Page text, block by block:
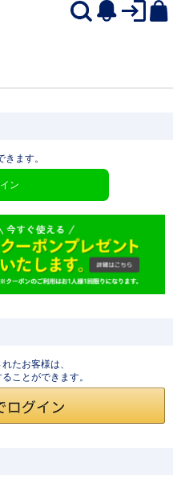
ます。
ン
たお客様は、
ことができます。